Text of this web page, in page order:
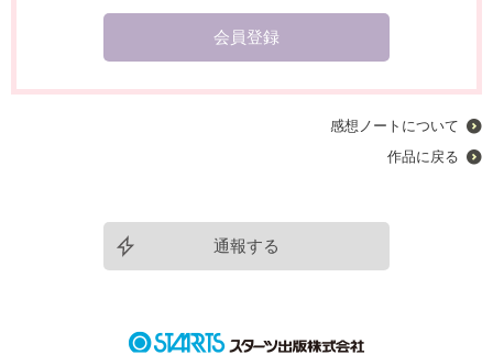
会員登録
感想ノートについて
作品に戻る
通報する